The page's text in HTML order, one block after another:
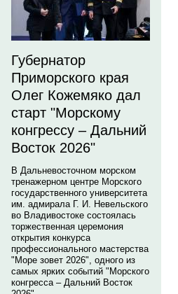
Губернатор
Приморского края
Олег Кожемяко дал
старт "Морскому
конгрессу – Дальний
Восток 2026"
В Дальневосточном морском
тренажерном центре Морского
государственного университета
им. адмирала Г. И. Невельского
во Владивостоке состоялась
торжественная церемония
открытия конкурса
профессионального мастерства
"Море зовет 2026", одного из
самых ярких событий "Морского
конгресса – Дальний Восток